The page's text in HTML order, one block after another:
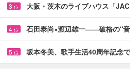
3 位 大阪・茨木のライブハウス「
4 位 石田泰尚×渡辺雄一――破格の“
5 位 坂本冬美、歌手生活40周年記念